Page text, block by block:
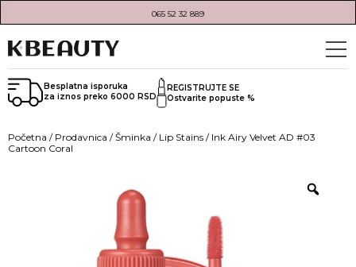
065 52 32 889
Besplatna isporuka
za iznos preko 6000 RSD
REGISTRUJTE SE
Ostvarite popuste %
Početna / Prodavnica /Šminka / Lip Stains / Ink Airy Velvet AD #03
Cartoon Coral